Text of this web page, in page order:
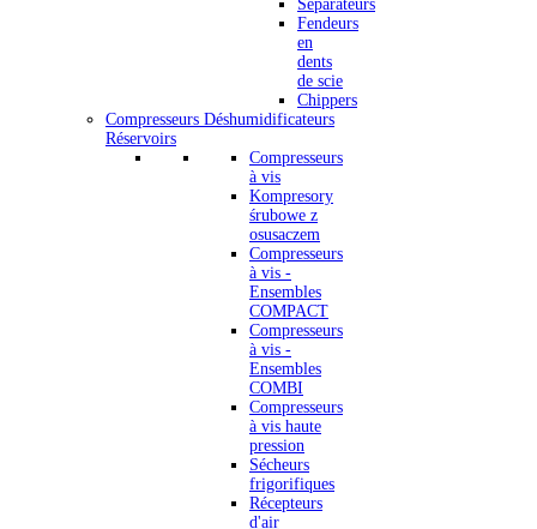
Séparateurs
Fendeurs
en
dents
de scie
Chippers
Compresseurs Déshumidificateurs
Réservoirs
Compresseurs
à vis
Kompresory
śrubowe z
osusaczem
Compresseurs
à vis -
Ensembles
COMPACT
Compresseurs
à vis -
Ensembles
COMBI
Compresseurs
à vis haute
pression
Sécheurs
frigorifiques
Récepteurs
d'air